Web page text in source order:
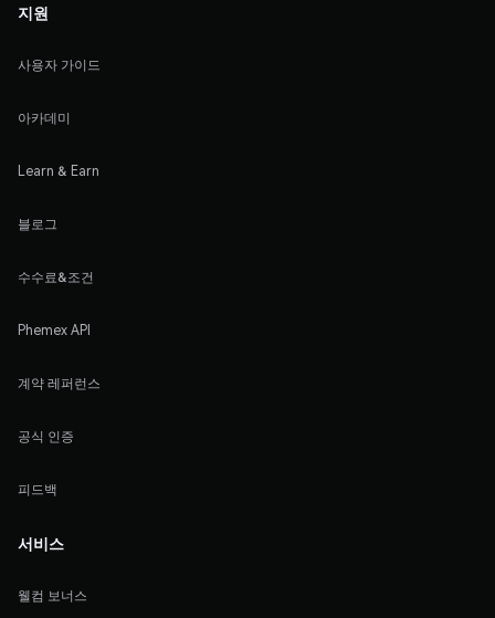
지원
사용자 가이드
아카데미
Learn & Earn
블로그
수수료&조건
Phemex API
계약 레퍼런스
공식 인증
피드백
서비스
웰컴 보너스